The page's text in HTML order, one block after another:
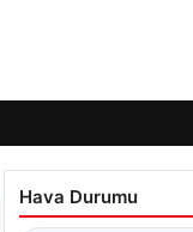
Hava Durumu